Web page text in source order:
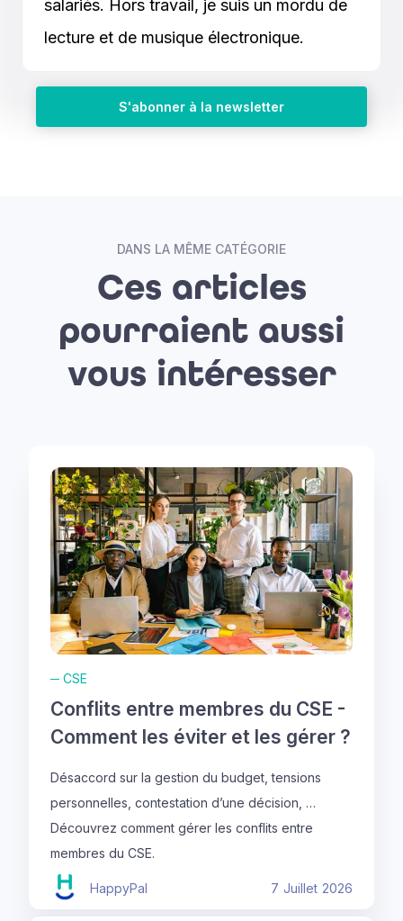
salariés. Hors travail, je suis un mordu de
lecture et de musique électronique.
S'abonner à la newsletter
DANS LA MÊME CATÉGORIE
Ces articles
pourraient aussi
vous intéresser
─ CSE
Conflits entre membres du CSE -
Comment les éviter et les gérer ?
Désaccord sur la gestion du budget, tensions
personnelles, contestation d’une décision, …
Découvrez comment gérer les conflits entre
membres du CSE.
HappyPal 7 Juillet 2026